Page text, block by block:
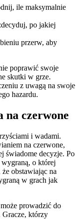
ile maksymalnie
po jakiej
przerw, aby
poprawić swoje
skutki w grze.
z uwagą na swoje
hazardu.
na czerwone
i wadami.
na czerwone,
świadome decyzje. Po
wygraną, o której
obstawiając na
w grach jak
prowadzić do
którzy